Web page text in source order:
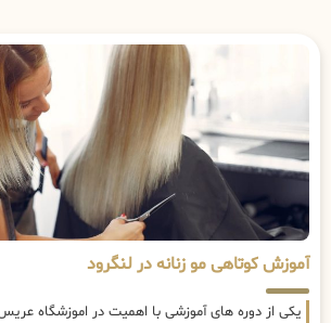
آموزش کوتاهی مو زنانه در لنگرود
یکی از دوره های آموزشی با اهمیت در اموزشگاه